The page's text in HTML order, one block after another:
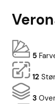
5
12
3